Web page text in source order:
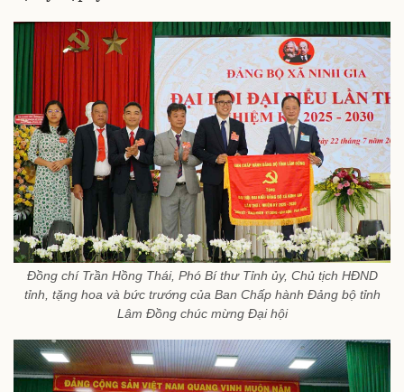
Đồng chí Trần Hồng Thái, Phó Bí thư Tỉnh ủy, Chủ tịch HĐND
tỉnh, tặng hoa và bức trướng của Ban Chấp hành Đảng bộ tỉnh
Lâm Đồng chúc mừng Đại hội